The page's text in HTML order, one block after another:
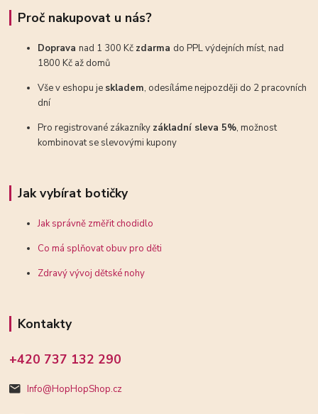
Proč nakupovat u nás?
Dopravanad 1 300 Kč zdarma do PPL výdejních míst, nad
1800 Kč až domů
Vše v eshopu je skladem, odesíláme nejpozději do 2 pracovních
dní
Pro registrované zákazníky základní sleva 5%, možnost
kombinovat se slevovými kupony
Jak vybírat botičky
Jak správně změřit chodidlo
Co má splňovat obuv pro děti
Zdravý vývoj dětské nohy
Kontakty
+420 737 132 290
Info@HopHopShop.cz